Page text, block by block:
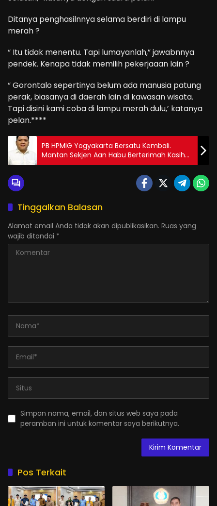
Ditanya penghasilnnya selama berdiri di lampu
merah ?
“ Itu tidak menentu. Tapi lumayanlah,” jawabnnya
pendek. Kenapa tidak memilih pekerjaaan lain ?
“ Gorontalo sepertinya belum ada manusia patung
perak, biasanya di daerah lain di kawasan wisata.
Tapi disini kami coba di lampu merah dulu,’ katanya
pelan.****
PB HPMIG Yogyakarta Bersatu Kembali.
Mantan Sekjen Aan Habu Berterimah Kasih
ke Pj Gubernur Gorontalo Rudi Salahudin
Tinggalkan Balasan
Alamat email Anda tidak akan dipublikasikan. Ruas yang
wajib ditandai *
Simpan nama, email, dan situs web saya pada
peramban ini untuk komentar saya berikutnya.
Pos Terkait